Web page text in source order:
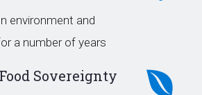
on environment and
for a number of years
Food Sovereignty